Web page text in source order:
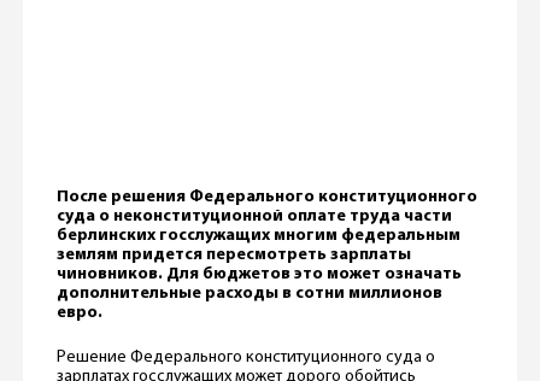
После решения Федерального конституционного
суда о неконституционной оплате труда части
берлинских госслужащих многим федеральным
землям придется пересмотреть зарплаты
чиновников. Для бюджетов это может означать
дополнительные расходы в сотни миллионов
евро.
Решение Федерального конституционного суда о
зарплатах госслужащих может дорого обойтись